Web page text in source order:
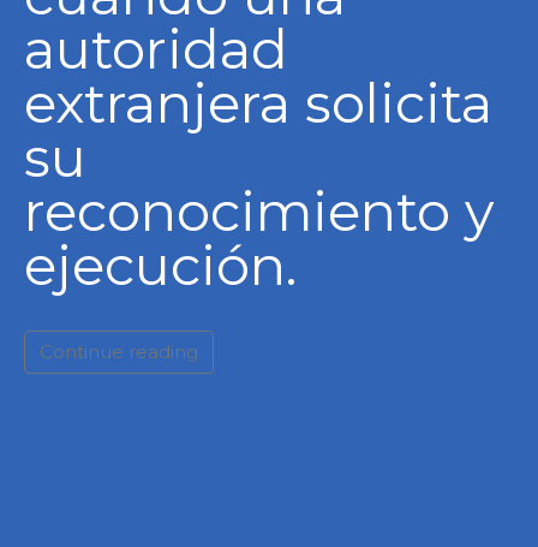
autoridad
extranjera solicita
su
reconocimiento y
ejecución.
Continue reading